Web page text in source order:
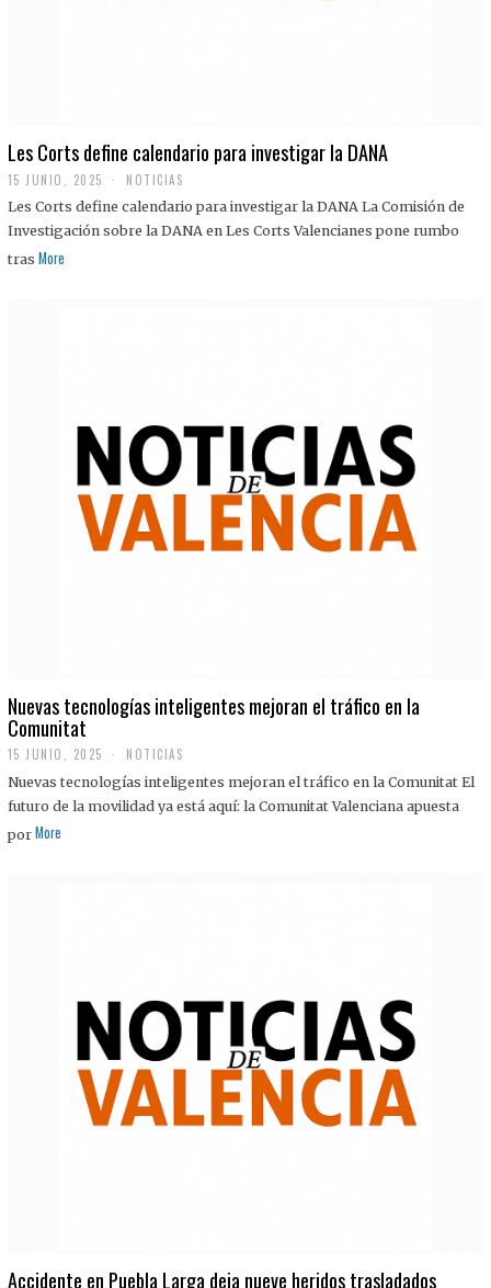
Les Corts define calendario para investigar la DANA
15 JUNIO, 2025 NOTICIAS
Les Corts define calendario para investigar la DANA La Comisión de
Investigación sobre la DANA en Les Corts Valencianes pone rumbo
tras More
Nuevas tecnologías inteligentes mejoran el tráfico en la
Comunitat
15 JUNIO, 2025 NOTICIAS
Nuevas tecnologías inteligentes mejoran el tráfico en la Comunitat El
futuro de la movilidad ya está aquí: la Comunitat Valenciana apuesta
por More
Accidente en Puebla Larga deja nueve heridos trasladados